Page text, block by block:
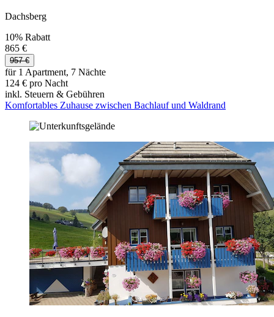
Dachsberg
10% Rabatt
865 €
957 €
für 1 Apartment, 7 Nächte
124 € pro Nacht
inkl. Steuern & Gebühren
Komfortables Zuhause zwischen Bachlauf und Waldrand